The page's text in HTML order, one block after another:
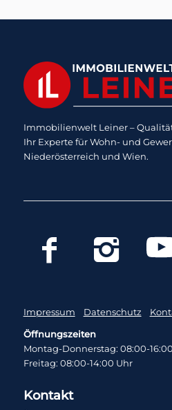
Immobilienwelt Leiner –
Ihr Experte für Wohn- und
Niederösterreich und Wien.
Impressum Datenschutz
Öffnungszeiten
Montag-Donnerstag: 08:00-
Freitag: 08:00-14:00 Uhr
Kontakt